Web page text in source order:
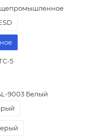
5
9003 Белый